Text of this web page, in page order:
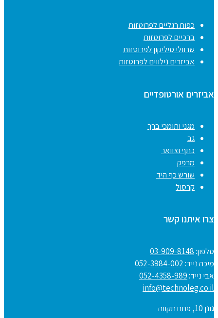
כפות רגליים לפרוטזות
ברכיים לפרוטזות
שרוולי סיליקון לפרוטזות
אביזרים נילווים לפרוטזות
אביזרים אורטופדיים
מגני ותומכי ברך
גב
כתף וצוואר
מרפק
שורש כף היד
קרסול
צרו איתנו קשר
טלפון:03-909-8148
מיכה נייד:052-3984-002
אבי נייד:052-4358-989
info@technoleg.co.il
גונן 10, פתח תקווה